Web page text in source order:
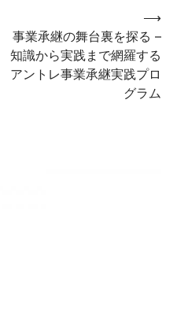
事業承継の舞台裏を探る –
知識から実践まで網羅する
アントレ事業承継実践プロ
グラム
⟶